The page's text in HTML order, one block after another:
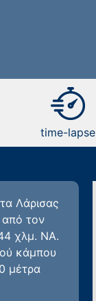
time-lapse
Λάρισας
από τον
χλμ. ΝΑ.
κάμπου
μέτρα